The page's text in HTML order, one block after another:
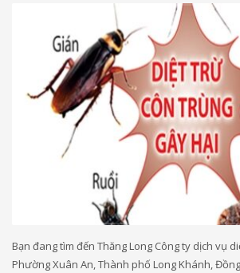
Bạn đang tìm đến Thăng Long Công ty dịch vụ
Phường Xuân An, Thành phố Long Khánh,